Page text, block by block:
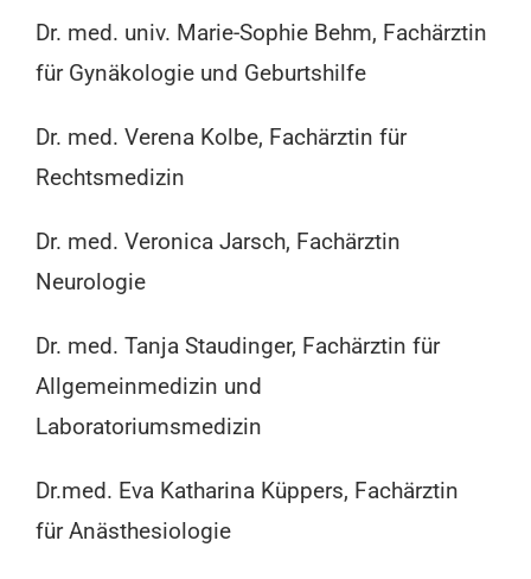
Dr. med. univ. Marie-Sophie Behm, Fachärztin
für Gynäkologie und Geburtshilfe
Dr. med. Verena Kolbe, Fachärztin für
Rechtsmedizin
Dr. med. Veronica Jarsch, Fachärztin
Neurologie
Dr. med. Tanja Staudinger, Fachärztin für
Allgemeinmedizin und
Laboratoriumsmedizin
Dr.med. Eva Katharina Küppers, Fachärztin
für Anästhesiologie